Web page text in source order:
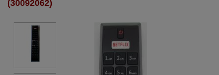
(30092062)